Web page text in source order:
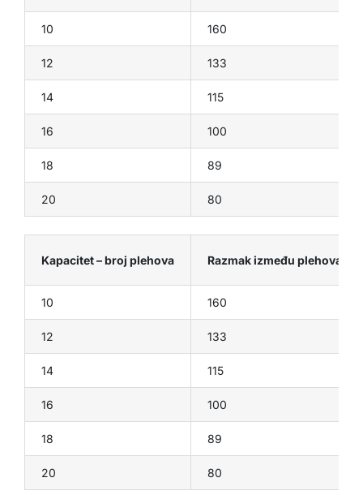
10 160
12 133
14 115
16 100
18 89
20 80
Kapacitet – broj plehova Razmak između plehova
10 160
12 133
14 115
16 100
18 89
20 80